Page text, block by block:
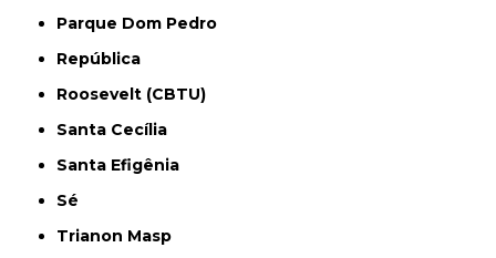
Parque Dom Pedro
República
Roosevelt (CBTU)
Santa Cecília
Santa Efigênia
Sé
Trianon Masp